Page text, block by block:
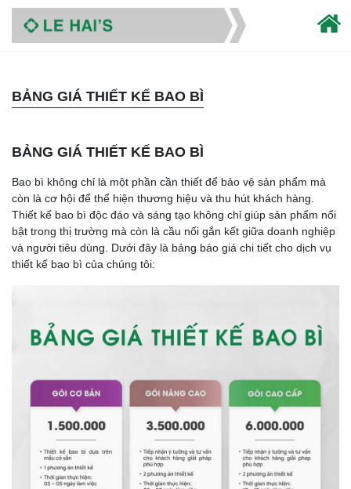
BẢNG GIÁ THIẾT KẾ BAO BÌ
BẢNG GIÁ THIẾT KẾ BAO BÌ
Bao bì không chỉ là một phần cần thiết để bảo vệ sản phẩm mà
còn là cơ hội để thể hiện thương hiệu và thu hút khách hàng.
Thiết kế bao bì độc đáo và sáng tạo không chỉ giúp sản phẩm nổi
bật trong thị trường mà còn là cầu nối gắn kết giữa doanh nghiệp
và người tiêu dùng. Dưới đây là bảng báo giá chi tiết cho dịch vụ
thiết kế bao bì của chúng tôi: